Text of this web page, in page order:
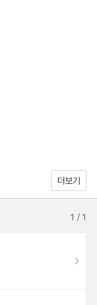
여기 소개된 명언
리한 것들이다.
더보기
1 /1